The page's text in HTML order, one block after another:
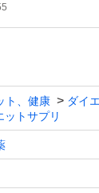
ト、健康
ダイ
ットサプリ